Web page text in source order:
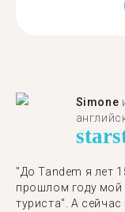
Simone
star
"До Tandem я лет
прошлом году мой
туриста". А сейчас